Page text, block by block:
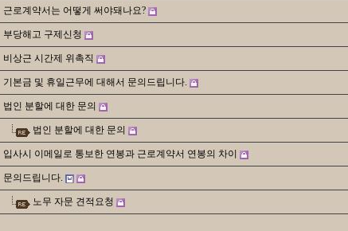
근로계약서는 어떻게 써야돼나요?
부당해고 구제신청
비상근 시간제 위촉직
기본금 및 휴일근무에 대해서 문의드립니다.
법인 분할에 대한 문의
법인 분할에 대한 문의
입사시 이메일로 통보한 연봉과 근로계약서 연봉의 차이
문의드립니다.
노무 자문 견적요청